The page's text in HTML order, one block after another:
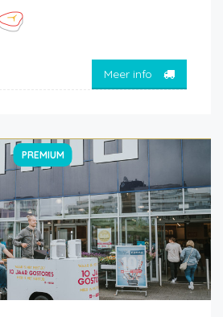
Meer info
PREMIUM